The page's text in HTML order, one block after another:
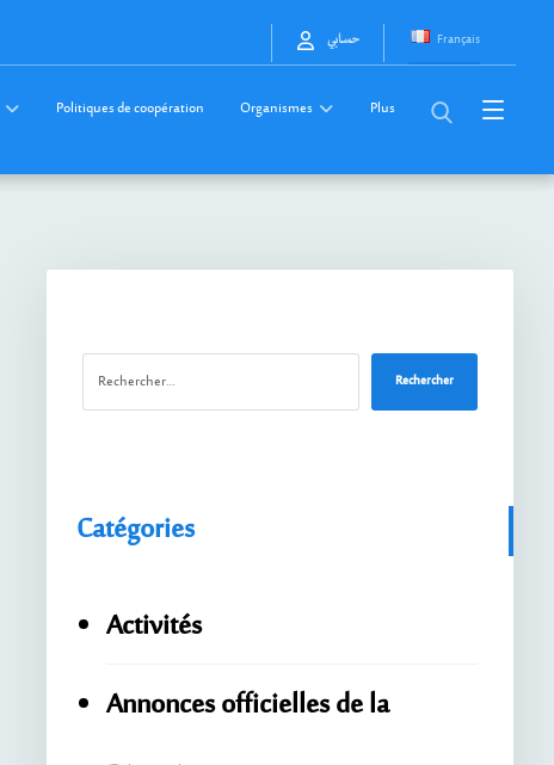
Français حسابي
Politiques de coopération Organismes Plus
Rechercher
Catégories
Activités
Annonces officielles de la